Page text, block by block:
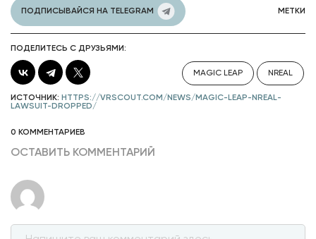
ПОДПИСЫВАЙСЯ НА TELEGRAM МЕТКИ
ПОДЕЛИТЕСЬ С ДРУЗЬЯМИ:
MAGIC LEAP NREAL
ИСТОЧНИК: HTTPS://VRSCOUT.COM/NEWS/MAGIC-LEAP-NREAL-
LAWSUIT-DROPPED/
0 КОММЕНТАРИЕВ
ОСТАВИТЬ КОММЕНТАРИЙ